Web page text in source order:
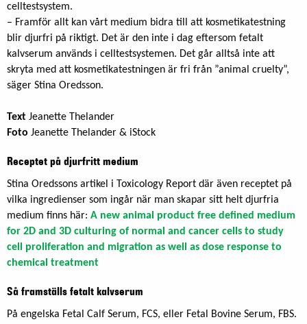
celltestsystem.
– Framför allt kan vårt medium bidra till att kosmetikatestning
blir djurfri på riktigt. Det är den inte i dag eftersom fetalt
kalvserum används i celltestsystemen. Det går alltså inte att
skryta med att kosmetikatestningen är fri från ”animal cruelty”,
säger Stina Oredsson.
Text Jeanette Thelander
Foto Jeanette Thelander & iStock
Receptet på djurfritt medium
Stina Oredssons artikel i Toxicology Report där även receptet på
vilka ingredienser som ingår när man skapar sitt helt djurfria
medium finns här: A new animal product free defined medium
for 2D and 3D culturing of normal and cancer cells to study
cell proliferation and migration as well as dose response to
chemical treatment
Så framställs fetalt kalvserum
På engelska Fetal Calf Serum, FCS, eller Fetal Bovine Serum, FBS.